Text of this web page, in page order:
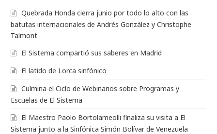
Quebrada Honda cierra junio por todo lo alto con las
batutas internacionales de Andrés González y Christophe
Talmont
El Sistema compartió sus saberes en Madrid
El latido de Lorca sinfónico
Culmina el Ciclo de Webinarios sobre Programas y
Escuelas de El Sistema
El Maestro Paolo Bortolameolli finaliza su visita a El
Sistema junto a la Sinfónica Simón Bolívar de Venezuela